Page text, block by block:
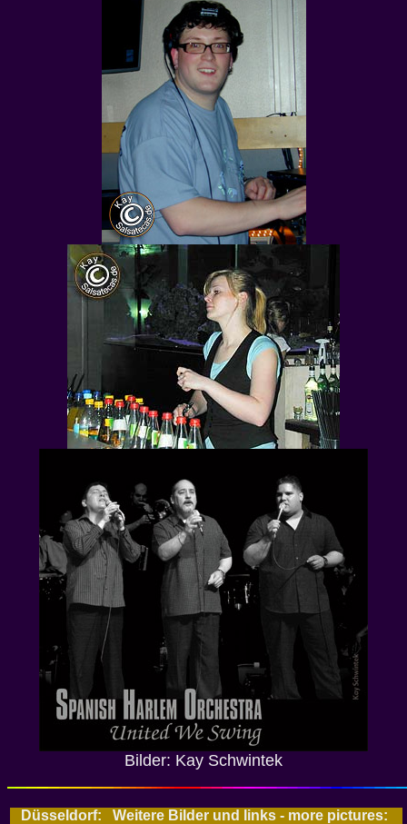
Bilder: Kay Schwintek
Düsseldorf: Weitere Bilder und links - more pictures: